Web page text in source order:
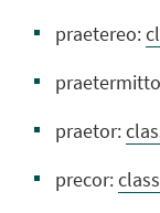
praetereo:
praetor:
precor: